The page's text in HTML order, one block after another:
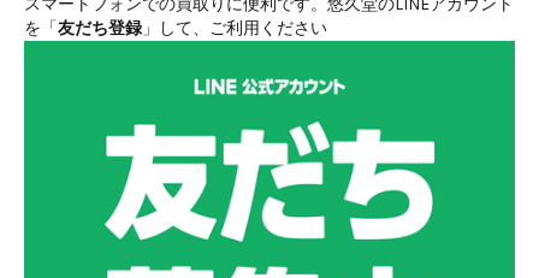
を「友だち登録 」して、ご利用ください